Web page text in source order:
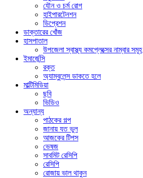
যৌন ও চর্ম রোগ
হাইপারটেনশন
ডিপ্রেশন
ডাক্তারের খোঁজ
হাসপাতাল
উপজেলা স্বাস্থ্য কমপ্লেক্সের নাম্বার সমূহ
ইমার্জেন্সি
রক্ত
অ্যাম্বুলেন্স ডাকতে হলে
মাল্টিমিডিয়া
ছবি
ভিডিও
অন্যান্য
পাঠকের গল্প
জানায় যত ভুল
আজকের টিপস
ভেষজ
সাবমিট রেসিপি
রেসিপি
রোজায় ভাল থাকুন